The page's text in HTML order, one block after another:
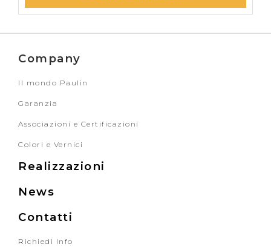
Company
Il mondo Paulin
Garanzia
Associazioni e Certificazioni
Colori e Vernici
Realizzazioni
News
Contatti
Richiedi Info